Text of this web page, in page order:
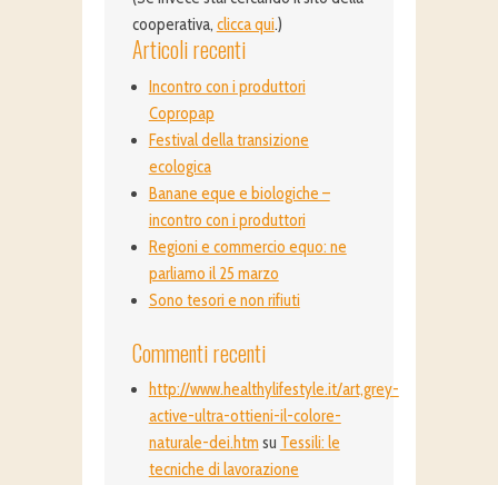
cooperativa, clicca qui.)
Articoli recenti
Incontro con i produttori
Copropap
Festival della transizione
ecologica
Banane eque e biologiche –
incontro con i produttori
Regioni e commercio equo: ne
parliamo il 25 marzo
Sono tesori e non rifiuti
Commenti recenti
http://www.healthylifestyle.it/art,grey-
active-ultra-ottieni-il-colore-
naturale-dei.htm su Tessili: le
tecniche di lavorazione